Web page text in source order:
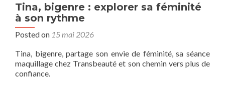
Tina, bigenre : explorer sa féminité
à son rythme
Posted on 15 mai 2026
Tina, bigenre, partage son envie de féminité, sa séance
maquillage chez Transbeauté et son chemin vers plus de
confiance.